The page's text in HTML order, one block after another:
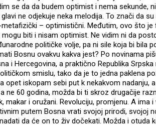
se da da budem optimist i nema sekunde,
ne odjekuje neka melodija. To znači da
– optimistični. Međutim, ovo što je
biti i nisam optimist. Ne vidim ni da
političke volje, pa ni sile koja bi bila
Bosnu ovakvu kakva jest? Po novinama
i Hercegovina, a praktično Republika
smislu, tako da je to jedna paklena
opet iskopam sebi put k nekakvom nadanju,
ne 60 godina, možda bi ti skroz drugačije
makar i oružani. Revoluciju, promjenu. A ima
putem Bosna vrati svojoj prirodi, svojoj
da će on to živ dočekati. Možda i otuda